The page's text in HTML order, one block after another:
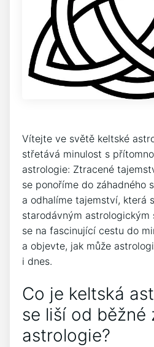
Vítejte ve světě keltské
střetává minulost s
astrologie: Ztracené
se ponoříme do záhadného
a odhalíme tajemství, která
starodávným astrologickým
se na fascinující cestu do
a objevte, jak může
i dnes.
Co je keltská
se liší od běžné
astrologie?